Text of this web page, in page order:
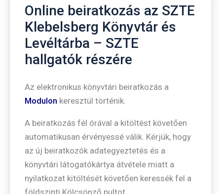
Online beiratkozás az SZTE
Klebelsberg Könyvtár és
Levéltárba – SZTE
hallgatók részére
Az elektronikus könyvtári beiratkozás a
Modulon keresztül történik.
A beiratkozás fél órával a kitöltést követően
automatikusan érvényessé válik. Kérjük, hogy
az új beiratkozók adategyeztetés és a
könyvtári látogatókártya átvétele miatt a
nyilatkozat kitöltését követően keressék fel a
földszinti Kölcsönző pultot.